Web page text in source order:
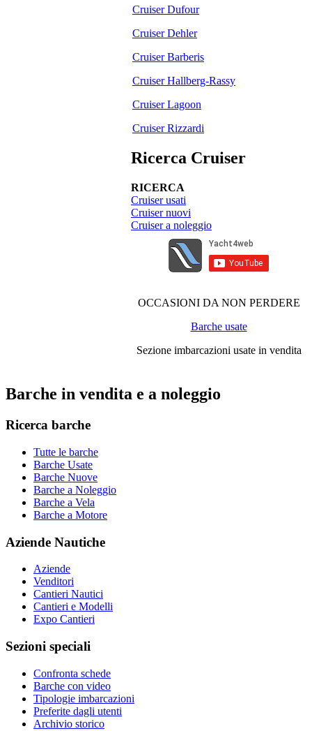
Cruiser Dufour
Cruiser Dehler
Cruiser Barberis
Cruiser Hallberg-Rassy
Cruiser Lagoon
Cruiser Rizzardi
Ricerca Cruiser
RICERCA
Cruiser usati
Cruiser nuovi
Cruiser a noleggio
OCCASIONI DA NON PERDERE
Barche usate
Sezione imbarcazioni usate in vendita
Barche in vendita e a noleggio
Ricerca barche
Tutte le barche
Barche Usate
Barche Nuove
Barche a Noleggio
Barche a Vela
Barche a Motore
Aziende Nautiche
Aziende
Venditori
Cantieri Nautici
Cantieri e Modelli
Expo Cantieri
Sezioni speciali
Confronta schede
Barche con video
Tipologie imbarcazioni
Preferite dagli utenti
Archivio storico